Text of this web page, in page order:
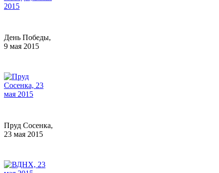
День Победы,
9 мая 2015
Пруд Сосенка,
23 мая 2015